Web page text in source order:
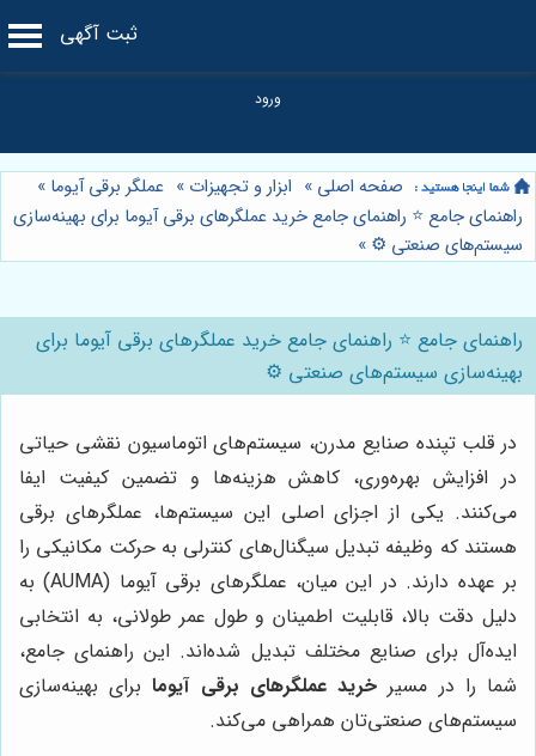
ثبت آگهی
صفحه اصلی » ابزار و تجهیزات » عملگر برقی آیوما »
راهنمای جامع ⭐️ راهنمای جامع خرید عملگرهای برقی آیوما برای بهینه‌سازی
سیستم‌های صنعتی ⚙️ »
راهنمای جامع ⭐️ راهنمای جامع خرید عملگرهای برقی آیوما برای
بهینه‌سازی سیستم‌های صنعتی ⚙️
در قلب تپنده صنایع مدرن، سیستم‌های اتوماسیون نقشی حیاتی
در افزایش بهره‌وری، کاهش هزینه‌ها و تضمین کیفیت ایفا
می‌کنند. یکی از اجزای اصلی این سیستم‌ها، عملگرهای برقی
هستند که وظیفه تبدیل سیگنال‌های کنترلی به حرکت مکانیکی را
بر عهده دارند. در این میان، عملگرهای برقی آیوما (AUMA) به
دلیل دقت بالا، قابلیت اطمینان و طول عمر طولانی، به انتخابی
ایده‌آل برای صنایع مختلف تبدیل شده‌اند. این راهنمای جامع،
شما را در مسیر خرید عملگرهای برقی آیومابرای بهینه‌سازی
سیستم‌های صنعتی‌تان همراهی می‌کند.